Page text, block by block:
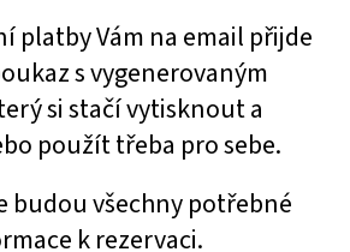
platby Vám na email přijde
s vygenerovaným
si stačí vytisknout a
použít třeba pro sebe.
budou všechny potřebné
k rezervaci.